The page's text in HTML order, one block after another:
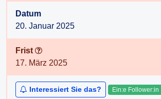
Datum
20. Januar 2025
Frist
17. März 2025
Interessiert Sie das? Ein:e Follower:in